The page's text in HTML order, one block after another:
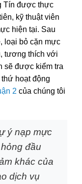
Tín được thực
kỹ thuật viên
hiện tại. Sau
loại bỏ cặn mực
tương thích với
sẽ được kiểm tra
hoạt động
2 của chúng tôi
ý nạp mực
đầu
khác của
dịch vụ